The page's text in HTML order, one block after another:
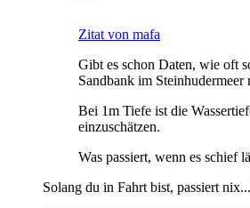
Zitat von mafa
Gibt es schon Daten, wie oft
Sandbank im Steinhudermeer
Bei 1m Tiefe ist die
einzuschätzen.
Was passiert, wenn es schief
Solang du in Fahrt bist, passiert nix...